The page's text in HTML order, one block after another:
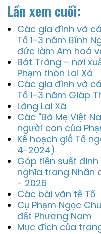
Lần xem cuối:
Các gia đình và
Tổ 1-3 năm Bính
đức làm Am hoá
Bát Tràng – nơi
Phạm thôn Lai Xá
Các gia đình và
Tổ 1-3 năm Giáp
Làng Lai Xá
Các "Bà Mẹ Việt
người con của
Kế hoạch giỗ Tổ
4-2024)
Góp tiền suất
nghĩa trang Nhân
- 2026
Các bài văn tế Tổ
Cụ Phạm Ngọc
đất Phương Nam
Mục đích của